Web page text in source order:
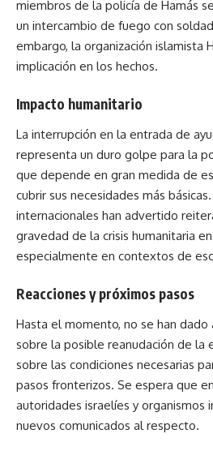
miembros de la policía de Hamás
un intercambio de fuego con
embargo, la organización islamista
implicación en los hechos.
Impacto humanitario
La interrupción en la entrada de
representa un duro golpe para la
que depende en gran medida de
cubrir sus necesidades más
internacionales han advertido
gravedad de la crisis humanitaria
especialmente en contextos de
Reacciones y próximos pasos
Hasta el momento, no se han
sobre la posible reanudación de la
sobre las condiciones necesarias
pasos fronterizos. Se espera que
autoridades israelíes y organismos
nuevos comunicados al respecto.